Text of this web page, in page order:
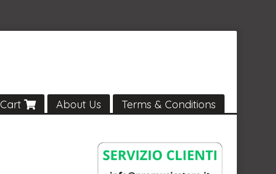
Cart About Us Terms & Conditions